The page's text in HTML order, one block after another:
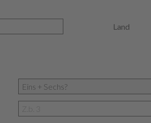
Land